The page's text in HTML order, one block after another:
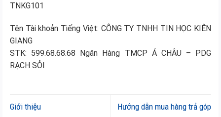
TNKG101
Tên Tài khoản Tiếng Việt: CÔNG TY TNHH TIN HỌC KIÊN
GIANG
STK: 599.68.68.68 Ngân Hàng TMCP Á CHÂU – PDG
RẠCH SỎI
Giới thiệu Hướng dẫn mua hàng trả góp